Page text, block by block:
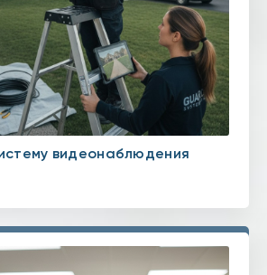
видеонаблюдения